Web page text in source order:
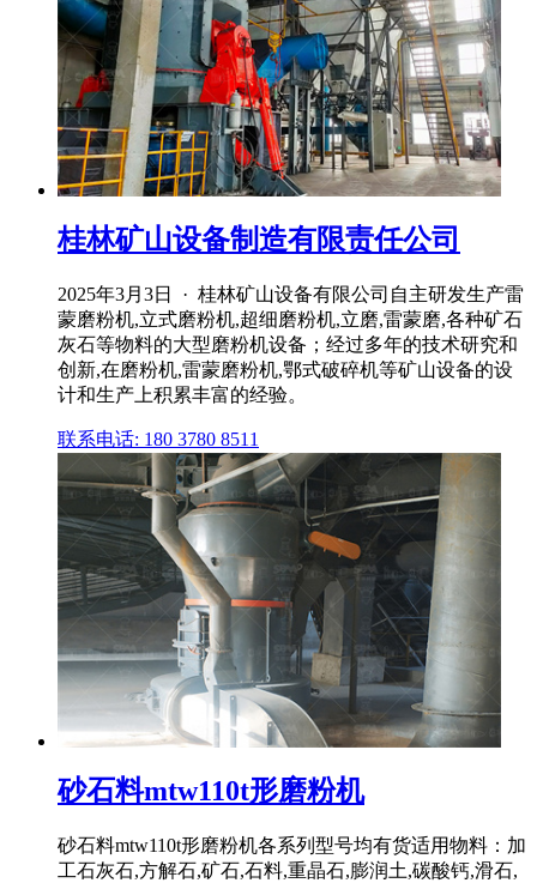
桂林矿山设备制造有限责任公司
2025年3月3日 · 桂林矿山设备有限公司自主研发生产雷
蒙磨粉机,立式磨粉机,超细磨粉机,立磨,雷蒙磨,各种矿石
灰石等物料的大型磨粉机设备；经过多年的技术研究和
创新,在磨粉机,雷蒙磨粉机,鄂式破碎机等矿山设备的设
计和生产上积累丰富的经验。
联系电话: 180 3780 8511
砂石料mtw110t形磨粉机
砂石料mtw110t形磨粉机各系列型号均有货适用物料：加
工石灰石,方解石,矿石,石料,重晶石,膨润土,碳酸钙,滑石,